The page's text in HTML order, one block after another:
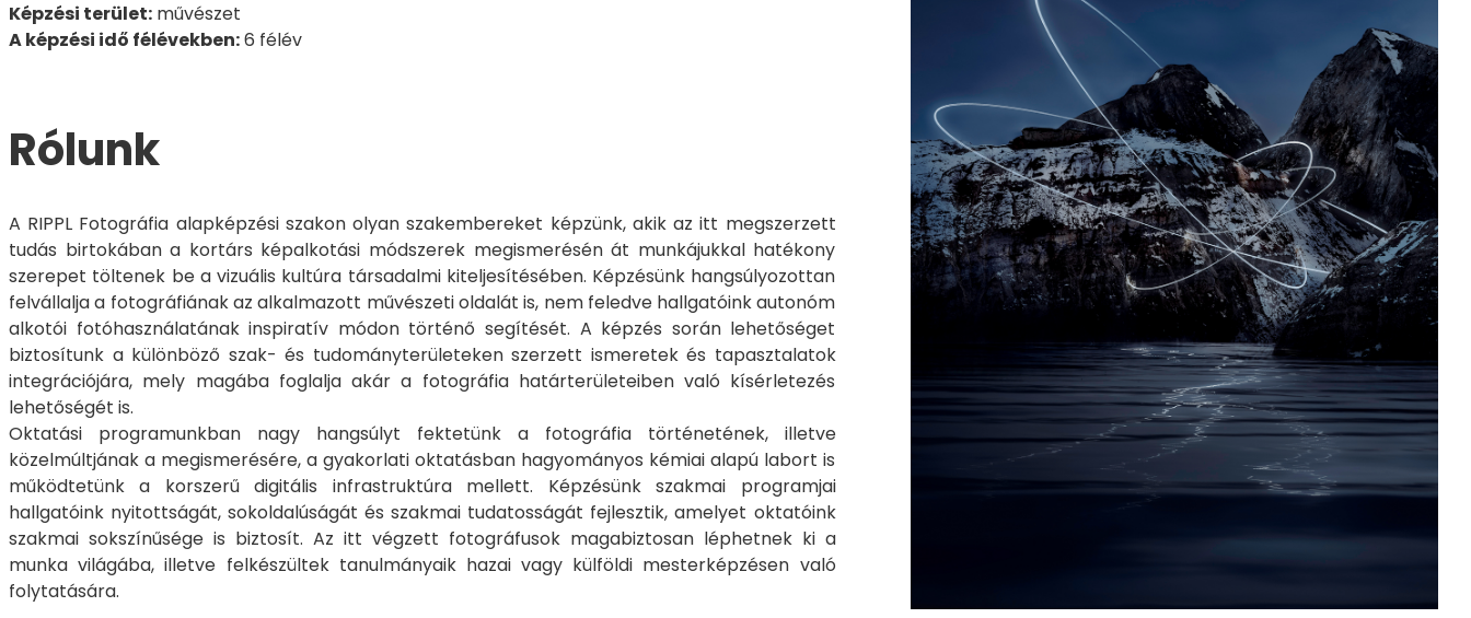
Képzési terület: művészet
A képzési idő félévekben:6 félév
Rólunk
A RIPPL Fotográfia alapképzési szakon olyan szakembereket képzünk, akik az itt megszerzett
tudás birtokában a kortárs képalkotási módszerek megismerésén át munkájukkal hatékony
szerepet töltenek be a vizuális kultúra társadalmi kiteljesítésében. Képzésünk hangsúlyozottan
felvállalja a fotográfiának az alkalmazott művészeti oldalát is, nem feledve hallgatóink autonóm
alkotói fotóhasználatának inspiratív módon történő segítését. A képzés során lehetőséget
biztosítunk a különböző szak- és tudományterületeken szerzett ismeretek és tapasztalatok
integrációjára, mely magába foglalja akár a fotográfia határterületeiben való kísérletezés
lehetőségét is.
Oktatási programunkban nagy hangsúlyt fektetünk a fotográfia történetének, illetve
közelmúltjának a megismerésére, a gyakorlati oktatásban hagyományos kémiai alapú labort is
működtetünk a korszerű digitális infrastruktúra mellett. Képzésünk szakmai programjai
hallgatóink nyitottságát, sokoldalúságát és szakmai tudatosságát fejlesztik, amelyet oktatóink
szakmai sokszínűsége is biztosít. Az itt végzett fotográfusok magabiztosan léphetnek ki a
munka világába, illetve felkészültek tanulmányaik hazai vagy külföldi mesterképzésen való
folytatására.